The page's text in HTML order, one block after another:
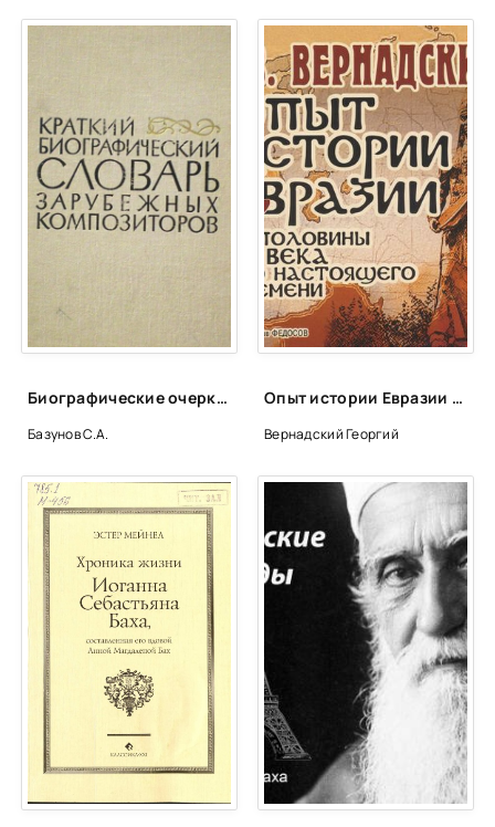
Бах
Бах
Бах
Бах
Бах
Бах
Бах
Бах
Бах
Бах
Бах
Бах
Бах
Бах
Бах
Бах
Биографические очерки зарубежных композиторов
Базунов С.А.
Опыт истории Евразии с половины VI века до настоящего времени - Георгий Вернадский
Вернадский Георгий